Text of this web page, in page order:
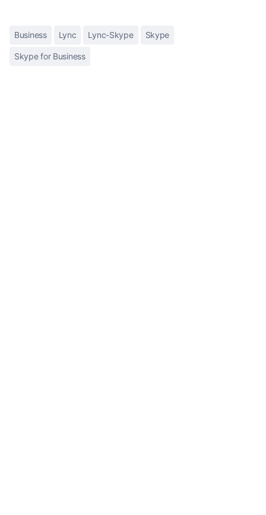
Business Lync Lync-Skype Skype
Skype for Business